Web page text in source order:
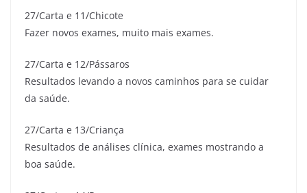
27/Carta e 11/Chicote
Fazer novos exames, muito mais exames.
27/Carta e 12/Pássaros
Resultados levando a novos caminhos para se cuidar
da saúde.
27/Carta e 13/Criança
Resultados de análises clínica, exames mostrando a
boa saúde.